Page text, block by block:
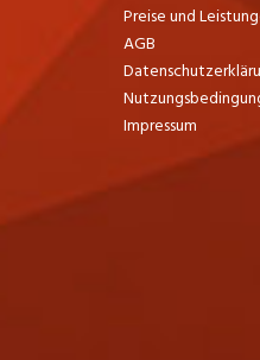
Preise und
AGB
Impressum